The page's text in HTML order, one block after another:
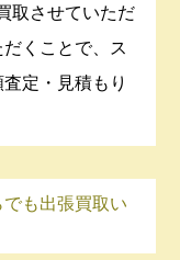
取させていただ
くことで、ス
定・見積もり
も出張買取い